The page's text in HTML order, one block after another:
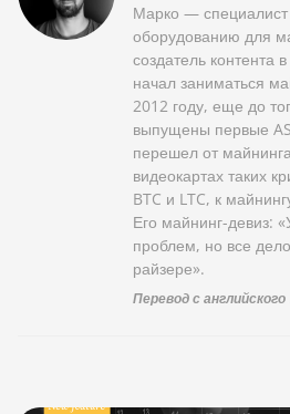
Марко —
оборудованию для
создатель контента
начал заниматься
2012 году, еще до
выпущены первые
перешел от
видеокартах таких
BTC и LTC, к
Его майнинг-девиз:
проблем, но все
райзере».
Перевод с